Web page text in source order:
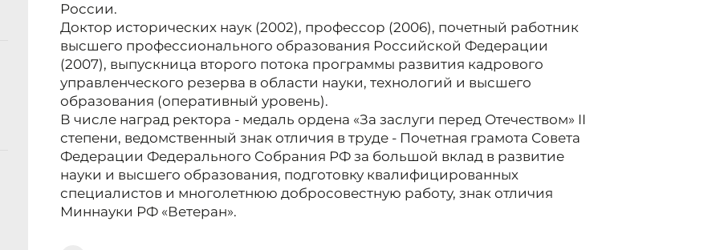
России.
Доктор исторических наук (2002), профессор (2006), почетный работник
высшего профессионального образования Российской Федерации
(2007), выпускница второго потока программы развития кадрового
управленческого резерва в области науки, технологий и высшего
образования (оперативный уровень).
В числе наград ректора - медаль ордена «За заслуги перед Отечеством» II
степени, ведомственный знак отличия в труде - Почетная грамота Совета
Федерации Федерального Собрания РФ за большой вклад в развитие
науки и высшего образования, подготовку квалифицированных
специалистов и многолетнюю добросовестную работу, знак отличия
Миннауки РФ «Ветеран».